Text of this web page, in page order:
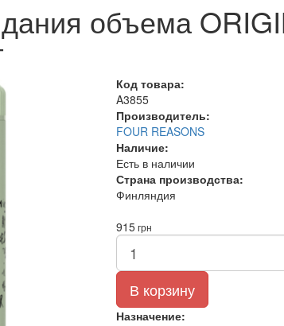
объема
Код товара:
A3855
Производитель:
FOUR REASONS
Наличие:
Есть в наличии
Страна производства:
Финляндия
915грн
В корзину
Назначение: